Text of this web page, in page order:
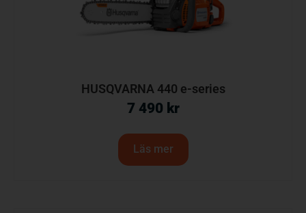
HUSQVARNA 440 e-series
7 490 kr
Läs mer